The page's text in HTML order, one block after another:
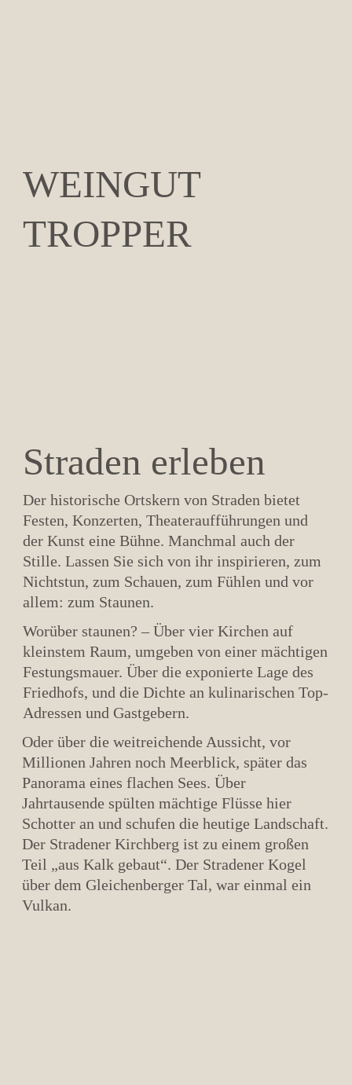
WEINGUT
TROPPER
Straden erleben
Der historische Ortskern von Straden bietet
Festen, Konzerten, Theateraufführungen und
der Kunst eine Bühne. Manchmal auch der
Stille. Lassen Sie sich von ihr inspirieren, zum
Nichtstun, zum Schauen, zum Fühlen und vor
allem: zum Staunen.
Worüber staunen? – Über vier Kirchen auf
kleinstem Raum, umgeben von einer mächtigen
Festungsmauer. Über die exponierte Lage des
Friedhofs, und die Dichte an kulinarischen Top-
Adressen und Gastgebern.
Oder über die weitreichende Aussicht, vor
Millionen Jahren noch Meerblick, später das
Panorama eines flachen Sees. Über
Jahrtausende spülten mächtige Flüsse hier
Schotter an und schufen die heutige Landschaft.
Der Stradener Kirchberg ist zu einem großen
Teil „aus Kalk gebaut“. Der Stradener Kogel
über dem Gleichenberger Tal, war einmal ein
Vulkan.